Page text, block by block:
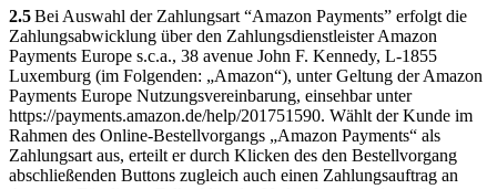
2.5Bei Auswahl der Zahlungsart “Amazon Payments” erfolgt die
Zahlungsabwicklung über den Zahlungsdienstleister Amazon
Payments Europe s.c.a., 38 avenue John F. Kennedy, L-1855
Luxemburg (im Folgenden: „Amazon“), unter Geltung der Amazon
Payments Europe Nutzungsvereinbarung, einsehbar unter
https://payments.amazon.de/help/201751590. Wählt der Kunde im
Rahmen des Online-Bestellvorgangs „Amazon Payments“ als
Zahlungsart aus, erteilt er durch Klicken des den Bestellvorgang
abschließenden Buttons zugleich auch einen Zahlungsauftrag an